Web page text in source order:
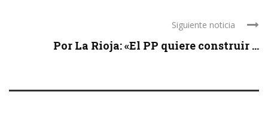
Siguiente noticia
Por La Rioja: «El PP quiere construir ...